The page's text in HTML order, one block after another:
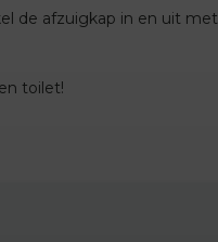
de afzuigkap in en uit met
toilet!